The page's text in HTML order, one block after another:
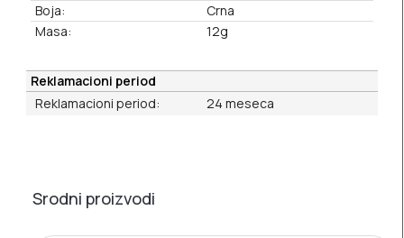
Boja:
Crna
Masa:
12g
Reklamacioni period
Reklamacioni period:
24 meseca
Srodni proizvodi